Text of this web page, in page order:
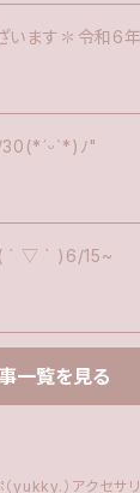
います✽令和6年
ﾉ"
( ´ ▽ ` )6/15~
一覧を見る
yukky.）アクセサ